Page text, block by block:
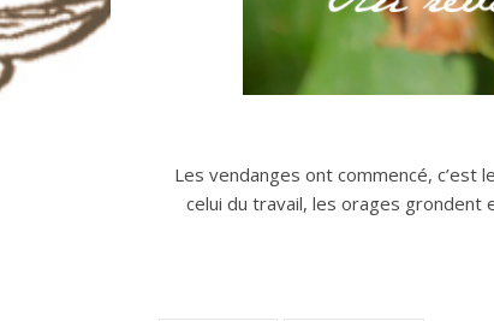
Les vendanges ont commencé,
celui du travail, les orages grondent